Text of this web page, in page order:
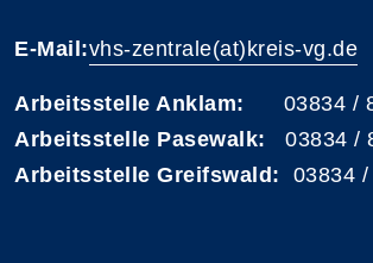
E-Mail:vhs-zentrale(at)kreis-vg.de
Arbeitsstelle Anklam: 03834 /
Arbeitsstelle Pasewalk: 03834 /
Arbeitsstelle Greifswald: 03834 /